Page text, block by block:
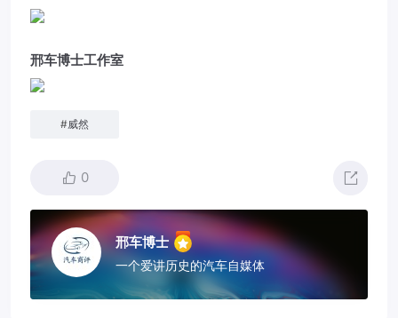
邢车博士工作室
#威然
0
邢车博士
一个爱讲历史的汽车自媒体